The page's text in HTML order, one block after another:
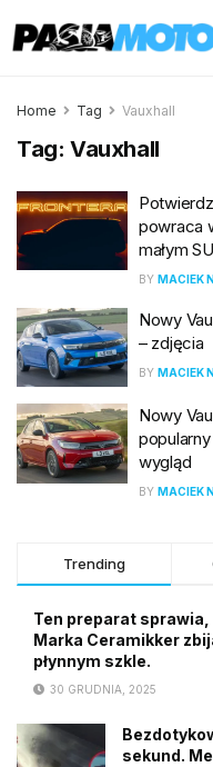
Home Tag Vauxhall
Tag: Vauxhall
powraca
małym
BY MACIEK
Nowy
– zdjęcia
BY MACIEK
Nowy
wygląd
BY MACIEK
Trending
Ten preparat
Marka Ceramikker
płynnym szkle.
30 GRUDNIA, 2025
sekund.